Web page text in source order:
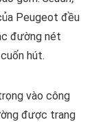
Peugeot đều
đường nét
hút.
vào công
được trang